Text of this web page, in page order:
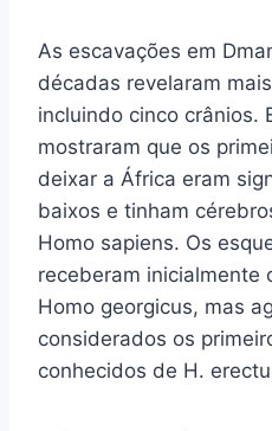
As escavações em
décadas revelaram
incluindo cinco crânios.
mostraram que os
deixar a África eram
baixos e tinham
Homo sapiens. Os
receberam inicialmente
Homo georgicus, mas
considerados os
conhecidos de H.